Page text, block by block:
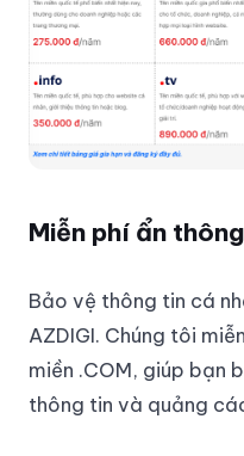
Miễn phí ẩn
Bảo vệ thông tin cá
AZDIGI. Chúng tôi
miền .COM, giúp bạn
thông tin và quảng